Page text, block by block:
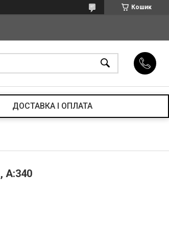
Кошик
ДОСТАВКА І ОПЛАТА
А:340